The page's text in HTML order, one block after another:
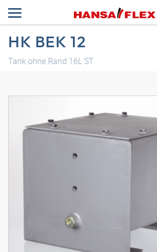
HK BEK 12
Tank ohne Rand 16L ST